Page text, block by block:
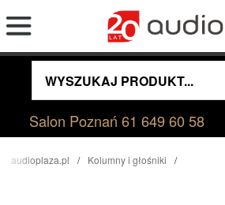
Salon Poznań61 649 60 58
audioplaza.pl
Kolumny i głośniki